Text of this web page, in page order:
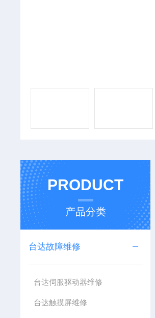
PRODUCT
产品分类
台达故障维修
台达伺服驱动器维修
台达触摸屏维修